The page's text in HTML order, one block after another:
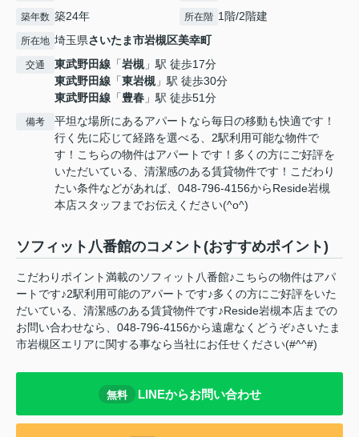
築年数 築24年 所在階 1階/2階建
所在地 埼玉県さいたま市岩槻区美幸町
交通 東武野田線 「岩槻 」駅 徒歩17分
東武野田線 「東岩槻 」駅 徒歩30分
東武野田線 「豊春 」駅 徒歩51分
備考
平坦な場所にあるアパートなら毎日の移動も快適です！
行く先に応じて経路を選べる、2駅利用可能な物件で
す！こちらの物件はアパートです！多くの方にご好評を
いただいている、清潔感のある賃貸物件です！こだわり
たい条件などがあれば、048-796-4156からReside岩槻
本店スタッフまでお伝えください(^o^)
ソフィット八番館のコメント(おすすめポイント)
こだわりポイント満載のソフィット八番館♪こちらの物件はアパ
ートです♪2駅利用可能のアパートです♪多くの方にご好評をいた
だいている、清潔感のある賃貸物件です♪Reside岩槻本店までの
お問い合わせなら、048-796-4156から遠慮なくどうぞ♪さいたま
市岩槻区エリアに関する事なら当社にお任せください(#^^#)
無料 LINEからお問い合わせ